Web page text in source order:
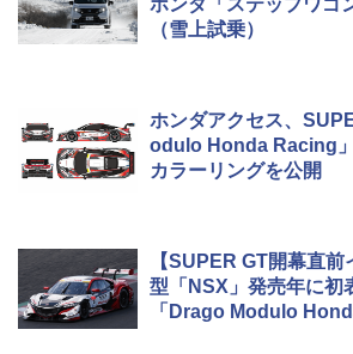
ホンダ「ステップワゴ
（雪上試乗）
ホンダアクセス、
odulo Honda Racing
カラーリングを公開
【SUPER GT開幕直
型「NSX」発売年に初
「Drago Modulo